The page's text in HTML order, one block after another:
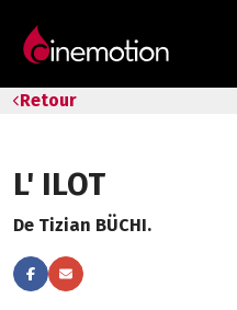
Retour
L' ILOT
De Tizian BÜCHI.
Bons cadeaux